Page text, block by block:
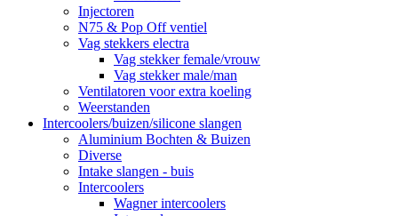
Injectoren
N75 & Pop Off ventiel
Vag stekkers electra
Vag stekker female/vrouw
Vag stekker male/man
Ventilatoren voor extra koeling
Weerstanden
Intercoolers/buizen/silicone slangen
Aluminium Bochten & Buizen
Diverse
Intake slangen - buis
Intercoolers
Wagner intercoolers